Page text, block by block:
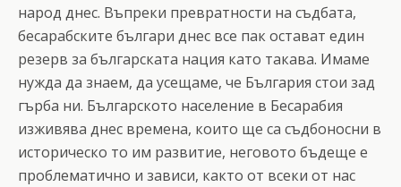
народ днес. Въпреки превратности на съдбата,
бесарабските българи днес все пак остават един
резерв за българската нация като такава. Имаме
нужда да знаем, да усещаме, че България стои зад
гърба ни. Българското население в Бесарабия
изживява днес времена, които ще са съдбоносни в
историческо то им развитие, неговото бъдеще е
проблематично и зависи, както от всеки от нас